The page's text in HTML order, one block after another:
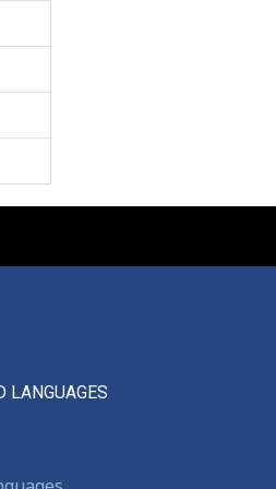
LANGUAGES